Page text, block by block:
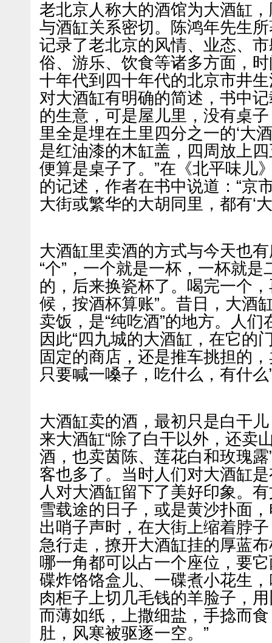
老北京人称大的酒馆为大酒缸
与酒缸关系密切。陈鸿年先生
记录了老北京的风情、业态、
俗、游乐、饮食等诸多方面，
十年代到四十年代的北京市井
对大酒缸有明确的简述，书中记
的生意，可是屋儿里，没有桌
里全是埋在土里四分之一的‘大
是红油漆的木缸盖，四周放上
便算是桌子了。”在《北平味儿
的记述，作者在书中说道：“京
大街或繁华的大胡同里，都有‘
大酒缸里卖酒的方式与今天也
“个”，一个就是一杯，一杯就是
的，后来换瓷杯了。喝完一个
候，按酒杯算账”。昔日，大酒
卖饭，是“纯吃酒”的地方。人
因此“四九城的大酒缸，在它的
固定的商店，还是推车挑担的
只要喊一嗓子，吃什么，有什
大酒缸卖的酒，最初只是白干
来大酒缸“除了白干以外，还卖
酒，也卖茵陈、莲花白和玫瑰
客也多了。当时人们对大酒缸
人对大酒缸留下了美好印象。
雪载途的日子，或是黄沙扑面
出哨子声时，在大街上缩着脖
急行走，撩开大酒缸挂的厚蓝
哪一角都可以占一个座位，要
碟炸饹饹盒儿、一碟煮小花生
肉柜子上切几毛钱的羊脸子，
而薄如纸，上撒细盐，手捻而
肚，风寒被驱逐一空。”